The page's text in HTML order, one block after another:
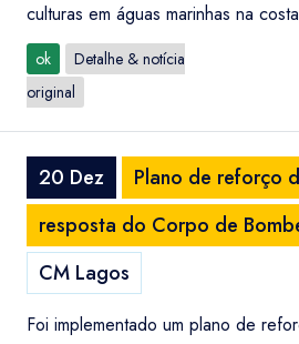
culturas em águas marinhas na
ok
Detalhe & notícia
original
20 Dez
Plano de reforço
resposta do Corpo de
CM Lagos
Foi implementado um plano de